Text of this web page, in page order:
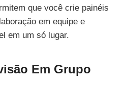
que você crie painéis
em equipe e
em um só lugar.
Em Grupo